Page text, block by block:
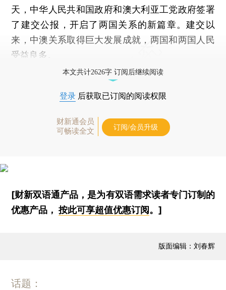
天，中华人民共和国政府和澳大利亚工党政府签署
了建交公报，开启了两国关系的新篇章。建交以
来，中澳关系取得巨大发展成就，两国和两国人民
受益良多。
本文共计2626字 订阅后继续阅读
登录 后获取已订阅的阅读权限
财新通会员
可畅读全文
订阅/会员升级
[财新双语通产品，是为有双语需求读者专门订制的
优惠产品，按此可享超值优惠订阅 。]
版面编辑：刘春辉
话题：